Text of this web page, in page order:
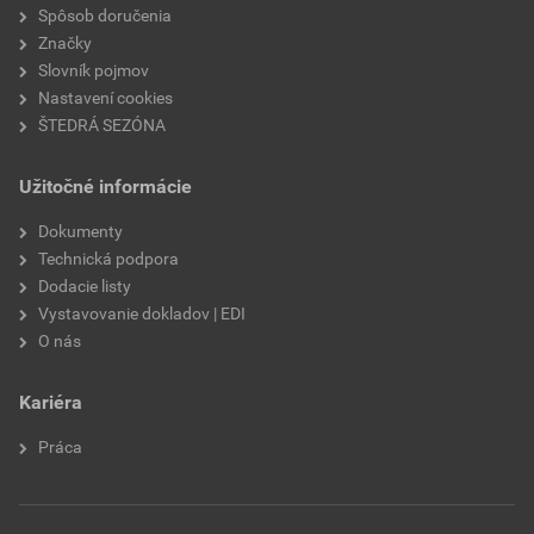
nasiakavosť
prídržnosť
paropriepustnosť
značka
použitie
Spôsob doručenia
Značky
Slovník pojmov
Nastavení cookies
ŠTEDRÁ SEZÓNA
Užitočné informácie
Dokumenty
Technická podpora
Dodacie listy
Vystavovanie dokladov | EDI
O nás
Kariéra
Práca